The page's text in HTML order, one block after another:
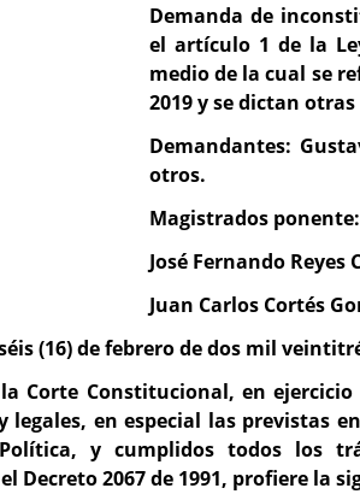
Demanda de
el artículo 1 de la
medio de la cual se
2019 y se dictan
Demandantes:
otros.
Magistrados ponente:
José Fernando Reyes
Juan Carlos Cortés
(16) de febrero de dos mil
Corte Constitucional, en
legales, en especial las previstas
y cumplidos todos los
Decreto 2067 de 1991, profiere la